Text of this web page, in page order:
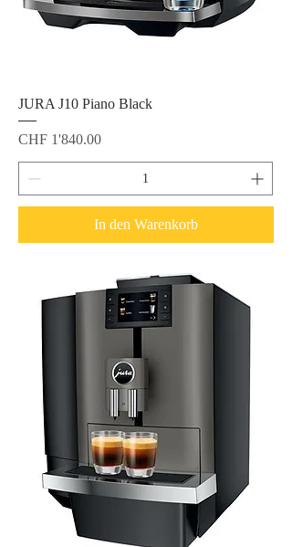
JURA J10 Piano Black
Preis
CHF 1'840.00
In den Warenkorb